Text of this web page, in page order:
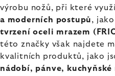
výrobu nožů, při které
a moderních postupů,
tvrzení oceli mrazem
této značky však najdete
kvalitních produktů, jako
nádobí, pánve,